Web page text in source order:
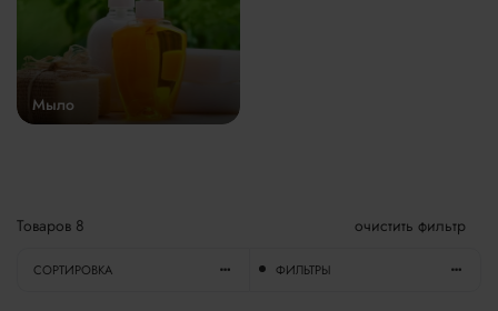
Мыло
Товаров 8 очистить фильтр
СОРТИРОВКА ФИЛЬТРЫ